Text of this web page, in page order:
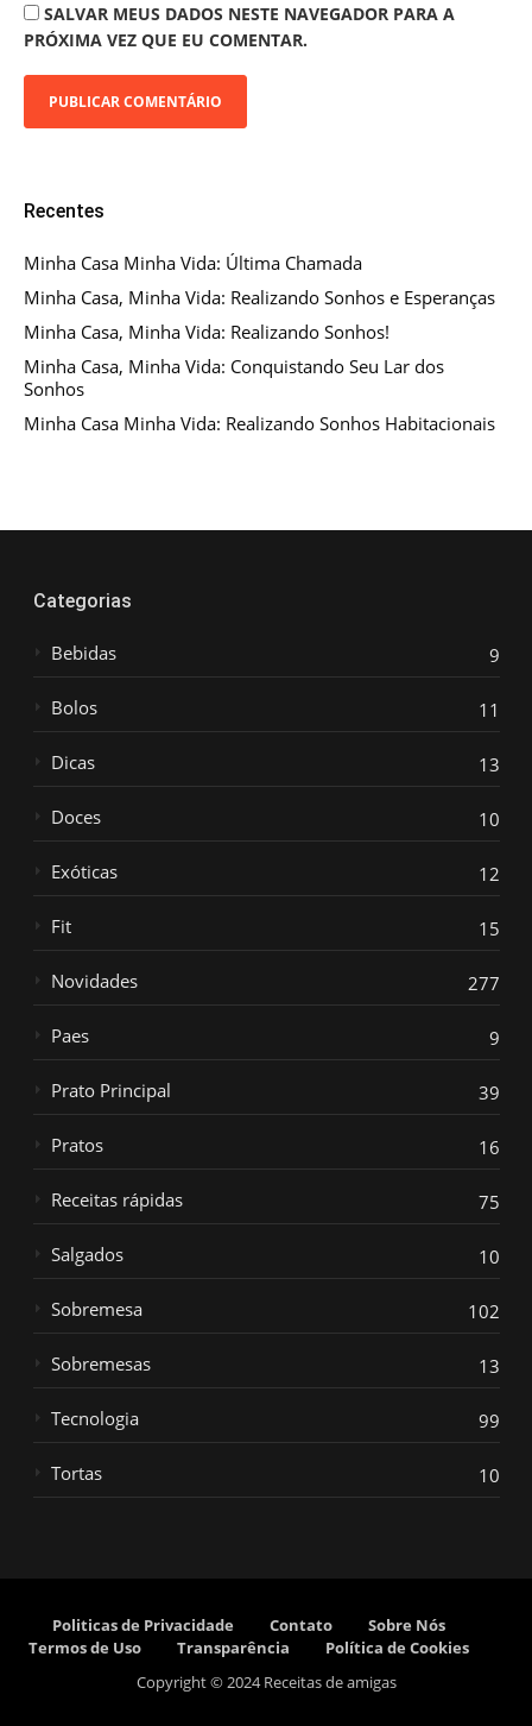
SALVAR MEUS DADOS NESTE NAVEGADOR PARA A
PRÓXIMA VEZ QUE EU COMENTAR.
Recentes
Minha Casa Minha Vida: Última Chamada
Minha Casa, Minha Vida: Realizando Sonhos e Esperanças
Minha Casa, Minha Vida: Realizando Sonhos!
Minha Casa, Minha Vida: Conquistando Seu Lar dos
Sonhos
Minha Casa Minha Vida: Realizando Sonhos Habitacionais
Categorias
Bebidas 9
Bolos 11
Dicas 13
Doces 10
Exóticas 12
Fit 15
Novidades 277
Paes 9
Prato Principal 39
Pratos 16
Receitas rápidas 75
Salgados 10
Sobremesa 102
Sobremesas 13
Tecnologia 99
Tortas 10
Politicas de Privacidade Contato
Sobre Nós
Termos de Uso
Transparência
Política de Cookies
Copyright © 2024 Receitas de amigas